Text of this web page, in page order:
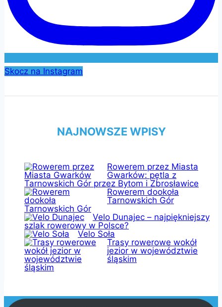
Skocz na Instagram
NAJNOWSZE WPISY
Rowerem przez Miasta
Gwarków: pętla z
Tarnowskich Gór przez Bytom i Zbrosławice
Rowerem dookoła
Tarnowskich Gór
Velo Dunajec – najpiękniejszy
szlak rowerowy w Polsce?
Velo Soła
Trasy rowerowe wokół
jezior w województwie
śląskim